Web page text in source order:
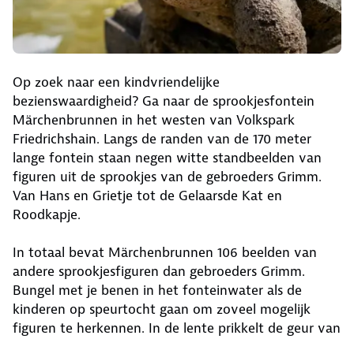
Op zoek naar een kindvriendelijke
bezienswaardigheid? Ga naar de sprookjesfontein
Märchenbrunnen in het westen van Volkspark
Friedrichshain. Langs de randen van de 170 meter
lange fontein staan negen witte standbeelden van
figuren uit de sprookjes van de gebroeders Grimm.
Van Hans en Grietje tot de Gelaarsde Kat en
Roodkapje.
In totaal bevat Märchenbrunnen 106 beelden van
andere sprookjesfiguren dan gebroeders Grimm.
Bungel met je benen in het fonteinwater als de
kinderen op speurtocht gaan om zoveel mogelijk
figuren te herkennen. In de lente prikkelt de geur van